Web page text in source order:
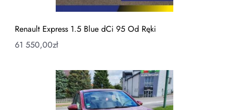
Renault Express 1.5 Blue dCi 95 Od Ręki
61 550,00zł